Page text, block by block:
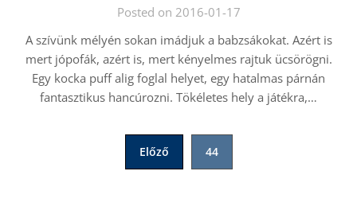
Posted on 2016-01-17
A szívünk mélyén sokan imádjuk a babzsákokat. Azért is
mert jópofák, azért is, mert kényelmes rajtuk ücsörögni.
Egy kocka puff alig foglal helyet, egy hatalmas párnán
fantasztikus hancúrozni. Tökéletes hely a játékra,…
Előző 44